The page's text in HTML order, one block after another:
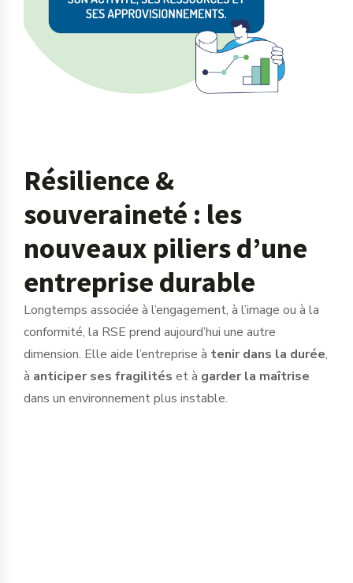
Résilience &
souveraineté : les
nouveaux piliers d’une
entreprise durable
Longtemps associée à l’engagement, à l’image ou à la
conformité, la RSE prend aujourd’hui une autre
dimension. Elle aide l’entreprise à tenir dans la durée,
à anticiper ses fragilités et à garder la maîtrise
dans un environnement plus instable.